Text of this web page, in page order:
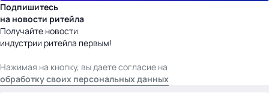
Подпишитесь
на новости ритейла
Получайте новости
индустрии ритейла первым!
Нажимая на кнопку, вы даете согласие на
обработку своих персональных данных